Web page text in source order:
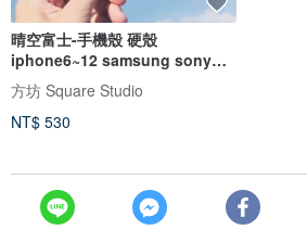
晴空富士-手機殼 硬殼
iphone6~12 samsung sony
zenfo
方坊 Square Studio
NT$ 530